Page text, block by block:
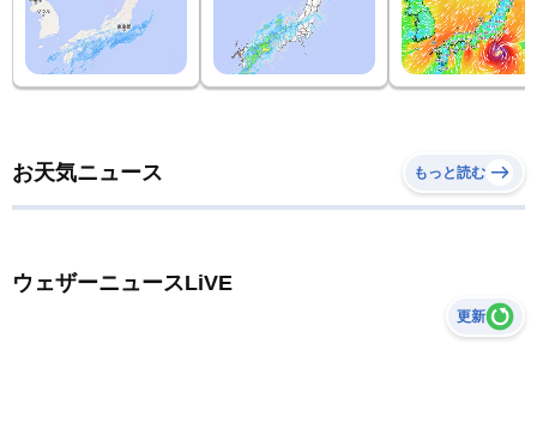
お天気ニュース もっと読む
ウェザーニュースLiVE
更新